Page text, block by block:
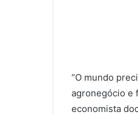
“O mundo
agronegócio e
economista